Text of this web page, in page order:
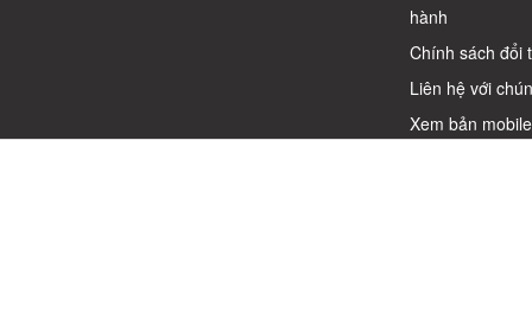
hành
Chính sách đổi
Liên hệ với
Xem bản